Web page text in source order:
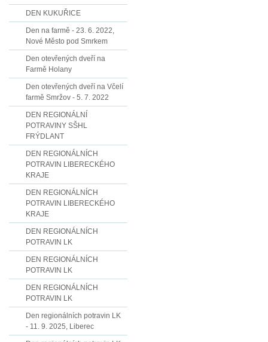
DEN KUKUŘICE
Den na farmě - 23. 6. 2022,
Nové Město pod Smrkem
Den otevřených dveří na
Farmě Holany
Den otevřených dveří na Včelí
farmě Smržov - 5. 7. 2022
DEN REGIONÁLNÍ
POTRAVINY SŠHL
FRÝDLANT
DEN REGIONÁLNÍCH
POTRAVIN LIBERECKÉHO
KRAJE
DEN REGIONÁLNÍCH
POTRAVIN LIBERECKÉHO
KRAJE
DEN REGIONÁLNÍCH
POTRAVIN LK
DEN REGIONÁLNÍCH
POTRAVIN LK
DEN REGIONÁLNÍCH
POTRAVIN LK
Den regionálních potravin LK
- 11. 9. 2025, Liberec